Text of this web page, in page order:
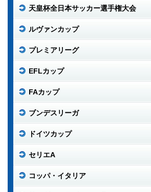
天皇杯全日本サッカー選手権大会
ルヴァンカップ
プレミアリーグ
EFLカップ
FAカップ
ブンデスリーガ
ドイツカップ
セリエA
コッパ・イタリア